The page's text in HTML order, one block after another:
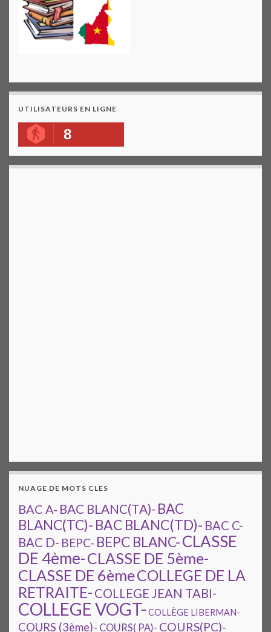
UTILISATEURS EN LIGNE
8
NUAGE DE MOTS CLES
BAC A- BAC BLANC(TA)- BAC
BLANC(TC)- BAC BLANC(TD)- BAC C-
BAC D- BEPC- BEPC BLANC-CLASSE
DE 4ème-CLASSE DE 5ème-
CLASSE DE 6èmeCOLLEGE DE LA
RETRAITE- COLLEGE JEAN TABI-
COLLEGE VOGT- COLLÈGE LIBERMAN-
COURS (3ème)- COURS( PA)- COURS(PC)-